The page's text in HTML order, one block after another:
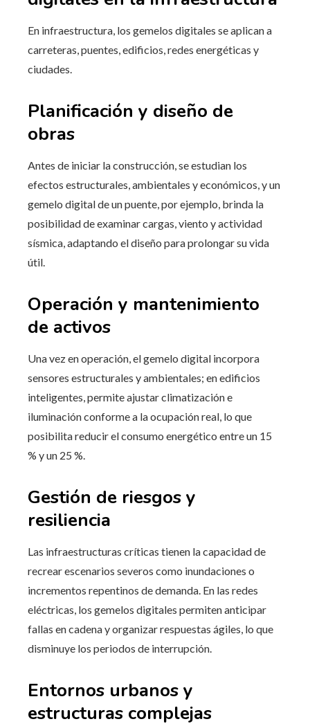
En infraestructura, los gemelos digitales se aplican a
carreteras, puentes, edificios, redes energéticas y
ciudades.
Planificación y diseño de
obras
Antes de iniciar la construcción, se estudian los
efectos estructurales, ambientales y económicos, y un
gemelo digital de un puente, por ejemplo, brinda la
posibilidad de examinar cargas, viento y actividad
sísmica, adaptando el diseño para prolongar su vida
útil.
Operación y mantenimiento
de activos
Una vez en operación, el gemelo digital incorpora
sensores estructurales y ambientales; en edificios
inteligentes, permite ajustar climatización e
iluminación conforme a la ocupación real, lo que
posibilita reducir el consumo energético entre un 15
% y un 25 %.
Gestión de riesgos y
resiliencia
Las infraestructuras críticas tienen la capacidad de
recrear escenarios severos como inundaciones o
incrementos repentinos de demanda. En las redes
eléctricas, los gemelos digitales permiten anticipar
fallas en cadena y organizar respuestas ágiles, lo que
disminuye los periodos de interrupción.
Entornos urbanos y
estructuras complejas